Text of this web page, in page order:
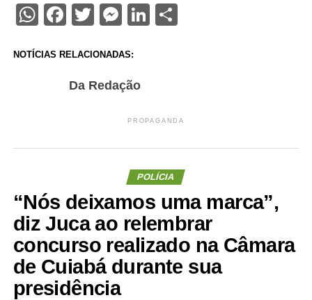
WhatsApp
Facebook
Twitter
Messenger
LinkedIn
Share
NOTÍCIAS RELACIONADAS:
Da Redação
PROPAGANDA
POLÍCIA
“Nós deixamos uma marca”,
diz Juca ao relembrar
concurso realizado na Câmara
de Cuiabá durante sua
presidência